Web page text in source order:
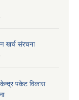
खर्च संरचना
केन्द्र पकेट विकास